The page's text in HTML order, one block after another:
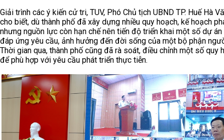
Giải trình các ý kiến cử tri, TUV, Phó Chủ tịch UBND TP. Huế Hà
cho biết, dù thành phố đã xây dựng nhiều quy hoạch, kế hoạch
nhưng nguồn lực còn hạn chế nên tiến độ triển khai một số dự án
đáp ứng yêu cầu, ảnh hưởng đến đời sống của một bộ phận
Thời gian qua, thành phố cũng đã rà soát, điều chỉnh một số quy
để phù hợp với yêu cầu phát triển thực tiễn.